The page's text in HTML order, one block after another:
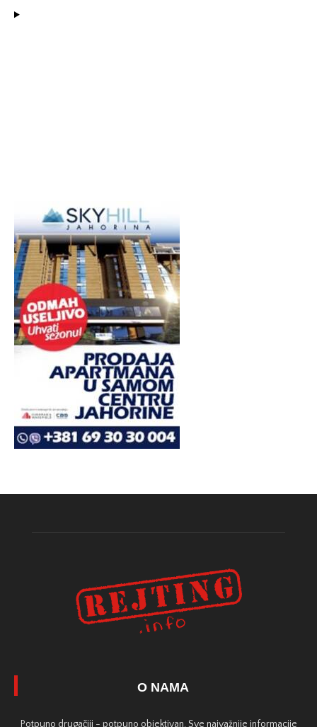
O NAMA
Potpuno drugačiji - potpuno objektivan. Sve najvažnije informacije